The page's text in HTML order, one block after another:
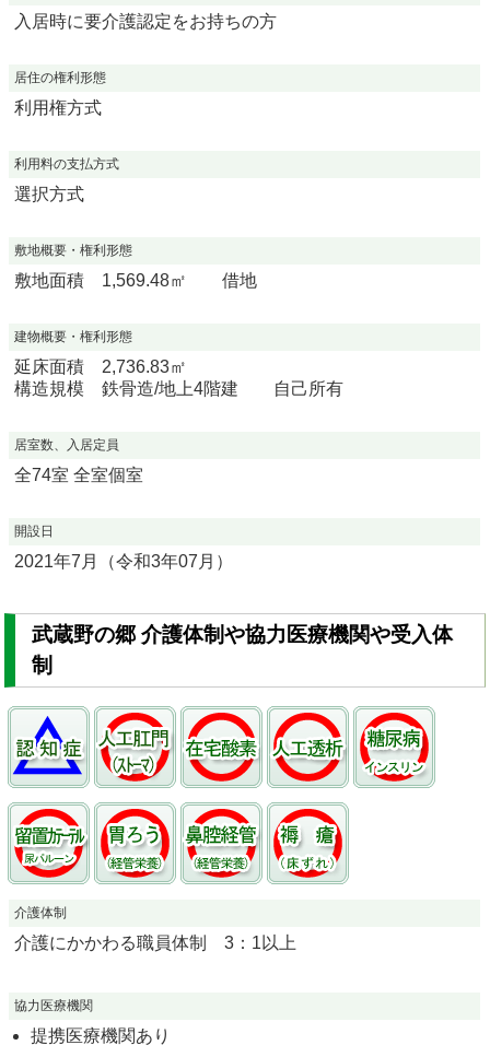
入居時に要介護認定をお持ちの方
居住の権利形態
利用権方式
利用料の支払方式
選択方式
敷地概要・権利形態
敷地面積 1,569.48㎡ 借地
建物概要・権利形態
延床面積 2,736.83㎡
構造規模 鉄骨造/地上4階建 自己所有
居室数、入居定員
全74室 全室個室
開設日
2021年7月（令和3年07月）
武蔵野の郷 介護体制や協力医療機関や受入体
制
介護体制
介護にかかわる職員体制 3：1以上
協力医療機関
提携医療機関あり